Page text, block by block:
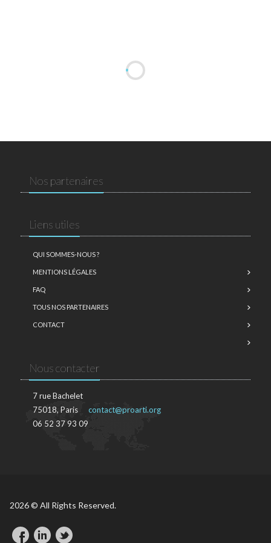
Nos partenaires
Liens utiles
QUI SOMMES-NOUS ?
MENTIONS LÉGALES
FAQ
TOUS NOS PARTENAIRES
CONTACT
Nous contacter
7 rue Bachelet
75018, Paris
06 52 37 93 09
contact@proarti.org
2026 © All Rights Reserved.